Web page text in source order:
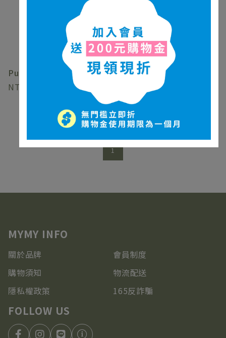
Puremer洗卸凝膠
Puremer pH5.5早晨潔顔
1780
1
關於品牌
會員制度
購物須知
物流配送
隱私權政策
165反詐騙